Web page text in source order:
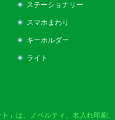
ステーショナリー
スマホまわり
キーホルダー
ライト
ト」は、ノベルティ、名入れ印